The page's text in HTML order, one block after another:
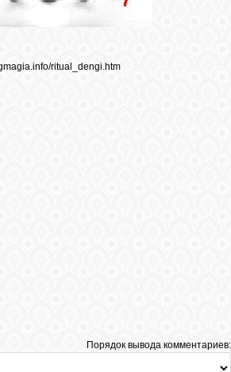
ritual_dengi.htm
Порядок вывода комментариев: